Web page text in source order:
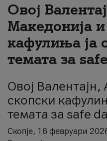
Овој
Македонија
кафулиња ја
темата за
Овој Валентајн,
скопски
темата за safe
Скопје, 16 февруари